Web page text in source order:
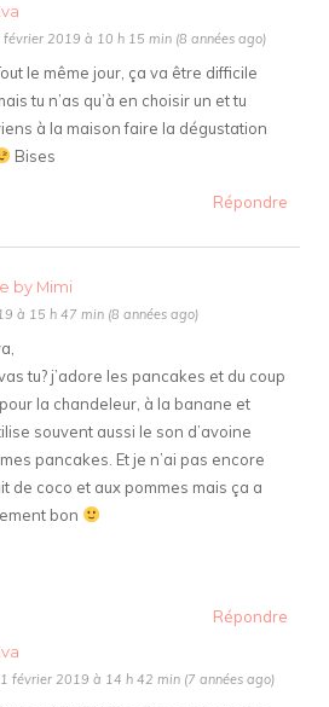
février 2019 à 10 h 15 min (8 années ago)
le même jour, ça va être difficile
tu n’as qu’à en choisir un et tu
à la maison faire la dégustation
Bises
Répondre
by Mimi
à 15 h 47 min (8 années ago)
tu? j’adore les pancakes et du coup
la chandeleur, à la banane et
souvent aussi le son d’avoine
pancakes. Et je n’ai pas encore
de coco et aux pommes mais ça a
bon
Répondre
février 2019 à 14 h 42 min (7 années ago)